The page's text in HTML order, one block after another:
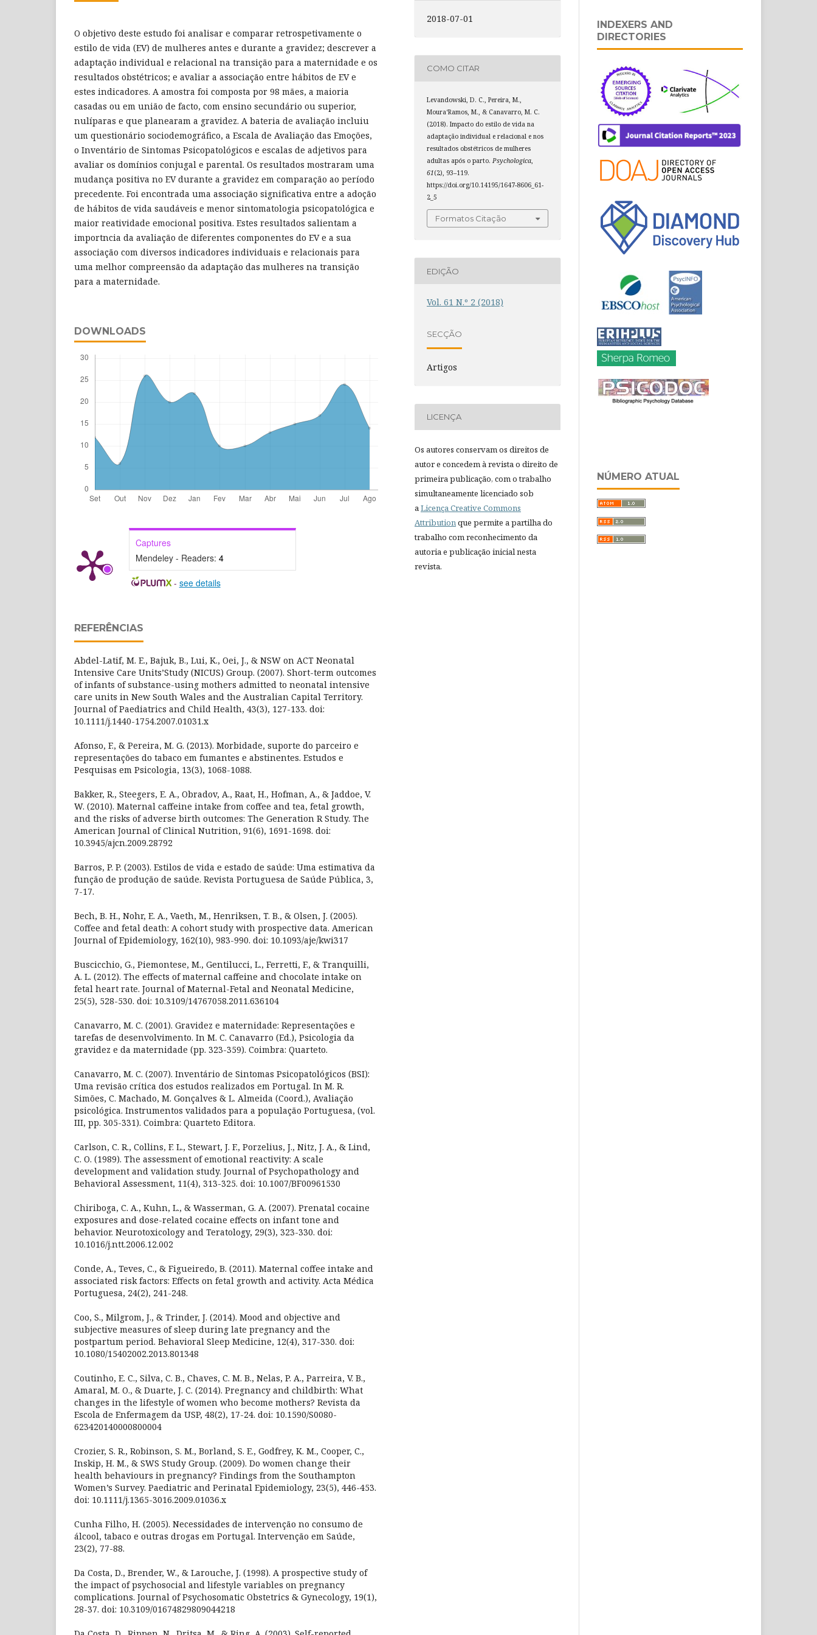
O objetivo deste estudo foi analisar e comparar retrospetivamente o
estilo de vida (EV) de mulheres antes e durante a gravidez; descrever a
adaptação individual e relacional na transição para a maternidade e os
resultados obstétricos; e avaliar a associação entre hábitos de EV e
estes indicadores. A amostra foi composta por 98 mães, a maioria
casadas ou em união de facto, com ensino secundário ou superior,
nulíparas e que planearam a gravidez. A bateria de avaliação incluiu
um questionário sociodemográfico, a Escala de Avaliação das Emoções,
o Inventário de Sintomas Psicopatológicos e escalas de adjetivos para
avaliar os domínios conjugal e parental. Os resultados mostraram uma
mudança positiva no EV durante a gravidez em comparação ao período
precedente. Foi encontrada uma associação significativa entre a adoção
de hábitos de vida saudáveis e menor sintomatologia psicopatológica e
maior reatividade emocional positiva. Estes resultados salientam a
importncia da avaliação de diferentes componentes do EV e a sua
associação com diversos indicadores individuais e relacionais para
uma melhor compreensão da adaptação das mulheres na transição
para a maternidade.
DOWNLOADS
Captures
Mendeley - Readers: 4
- see details
REFERÊNCIAS
Abdel-Latif, M. E., Bajuk, B., Lui, K., Oei, J., & NSW on ACT Neonatal
Intensive Care Units’Study (NICUS) Group. (2007). Short-term outcomes
of infants of substance-using mothers admitted to neonatal intensive
care units in New South Wales and the Australian Capital Territory.
Journal of Paediatrics and Child Health, 43(3), 127-133. doi:
10.1111/j.1440-1754.2007.01031.x
Afonso, F., & Pereira, M. G. (2013). Morbidade, suporte do parceiro e
representações do tabaco em fumantes e abstinentes. Estudos e
Pesquisas em Psicologia, 13(3), 1068-1088.
Bakker, R., Steegers, E. A., Obradov, A., Raat, H., Hofman, A., & Jaddoe, V.
W. (2010). Maternal caffeine intake from coffee and tea, fetal growth,
and the risks of adverse birth outcomes: The Generation R Study. The
American Journal of Clinical Nutrition, 91(6), 1691-1698. doi:
10.3945/ajcn.2009.28792
Barros, P. P. (2003). Estilos de vida e estado de saúde: Uma estimativa da
função de produção de saúde. Revista Portuguesa de Saúde Pública, 3,
7-17.
Bech, B. H., Nohr, E. A., Vaeth, M., Henriksen, T. B., & Olsen, J. (2005).
Coffee and fetal death: A cohort study with prospective data. American
Journal of Epidemiology, 162(10), 983-990. doi: 10.1093/aje/kwi317
Buscicchio, G., Piemontese, M., Gentilucci, L., Ferretti, F., & Tranquilli,
A. L. (2012). The effects of maternal caffeine and chocolate intake on
fetal heart rate. Journal of Maternal-Fetal and Neonatal Medicine,
25(5), 528-530. doi: 10.3109/14767058.2011.636104
Canavarro, M. C. (2001). Gravidez e maternidade: Representações e
tarefas de desenvolvimento. In M. C. Canavarro (Ed.), Psicologia da
gravidez e da maternidade (pp. 323-359). Coimbra: Quarteto.
Canavarro, M. C. (2007). Inventário de Sintomas Psicopatológicos (BSI):
Uma revisão crítica dos estudos realizados em Portugal. In M. R.
Simões, C. Machado, M. Gonçalves & L. Almeida (Coord.), Avaliação
psicológica. Instrumentos validados para a população Portuguesa, (vol.
III, pp. 305-331). Coimbra: Quarteto Editora.
Carlson, C. R., Collins, F. L., Stewart, J. F., Porzelius, J., Nitz, J. A., & Lind,
C. O. (1989). The assessment of emotional reactivity: A scale
development and validation study. Journal of Psychopathology and
Behavioral Assessment, 11(4), 313-325. doi: 10.1007/BF00961530
Chiriboga, C. A., Kuhn, L., & Wasserman, G. A. (2007). Prenatal cocaine
exposures and dose-related cocaine effects on infant tone and
behavior. Neurotoxicology and Teratology, 29(3), 323-330. doi:
10.1016/j.ntt.2006.12.002
Conde, A., Teves, C., & Figueiredo, B. (2011). Maternal coffee intake and
associated risk factors: Effects on fetal growth and activity. Acta Médica
Portuguesa, 24(2), 241-248.
Coo, S., Milgrom, J., & Trinder, J. (2014). Mood and objective and
subjective measures of sleep during late pregnancy and the
postpartum period. Behavioral Sleep Medicine, 12(4), 317-330. doi:
10.1080/15402002.2013.801348
Coutinho, E. C., Silva, C. B., Chaves, C. M. B., Nelas, P. A., Parreira, V. B.,
Amaral, M. O., & Duarte, J. C. (2014). Pregnancy and childbirth: What
changes in the lifestyle of women who become mothers? Revista da
Escola de Enfermagem da USP, 48(2), 17-24. doi: 10.1590/S0080-
623420140000800004
Crozier, S. R., Robinson, S. M., Borland, S. E., Godfrey, K. M., Cooper, C.,
Inskip, H. M., & SWS Study Group. (2009). Do women change their
health behaviours in pregnancy? Findings from the Southampton
Women’s Survey. Paediatric and Perinatal Epidemiology, 23(5), 446-453.
doi: 10.1111/j.1365-3016.2009.01036.x
Cunha Filho, H. (2005). Necessidades de intervenção no consumo de
álcool, tabaco e outras drogas em Portugal. Intervenção em Saúde,
23(2), 77-88.
Da Costa, D., Brender, W., & Larouche, J. (1998). A prospective study of
the impact of psychosocial and lifestyle variables on pregnancy
complications. Journal of Psychosomatic Obstetrics & Gynecology, 19(1),
28-37. doi: 10.3109/01674829809044218
2018-07-01
COMO CITAR
Levandowski, D. C., Pereira, M.,
Moura­‘Ramos, M., & Canavarro, M. C.
(2018). Impacto do estilo de vida na
adaptação individual e relacional e nos
resultados obstétricos de mulheres
adultas após o parto.Psychologica,
61(2), 93–119.
https://doi.org/10.14195/1647-8606_61-
2_5
Formatos Citação
EDIÇÃO
Vol. 61 N.º 2 (2018)
SECÇÃO
Artigos
LICENÇA
Os autores conservam os direitos de
autor e concedem à revista o direito de
primeira publicação, com o trabalho
simultaneamente licenciado sob
a Licença Creative Commons
Attribution que permite a partilha do
trabalho com reconhecimento da
autoria e publicação inicial nesta
revista.
INDEXERS AND
DIRECTORIES
NÚMERO ATUAL